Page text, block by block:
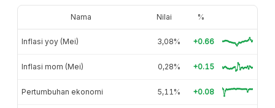
Nama Nilai %
Inflasi yoy (Mei) 3,08% +0.66
Inflasi mom (Mei) 0,28% +0.15
Pertumbuhan ekonomi 5,11% +0.08